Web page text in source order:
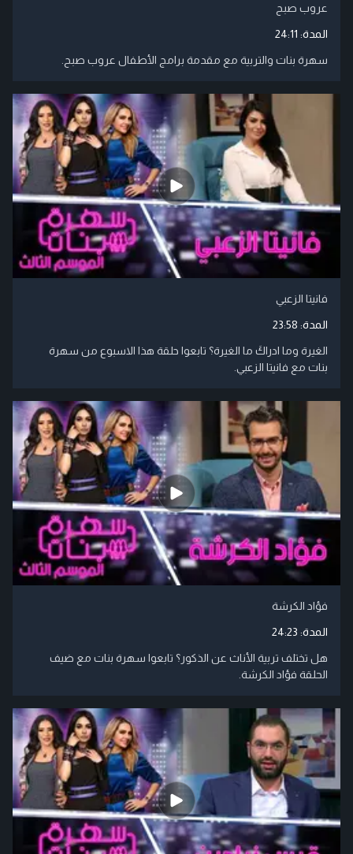
عروب صبح
المدة: 24:11
سهرة بنات والتربية مع مقدمة برامج الأطفال عروب صبح.
فانيتا الزعبي
المدة: 23:58
الغيرة وما ادراكَ ما الغيرة؟ تابعوا حلقة هذا الاسبوع من سهرة
بنات مع فانيتا الزعبي.
فؤاد الكرشة
المدة: 24:23
هل تختلف تربية الأناث عن الذكور؟ تابعوا سهرة بنات مع ضيف
الحلقة فؤاد الكرشة.